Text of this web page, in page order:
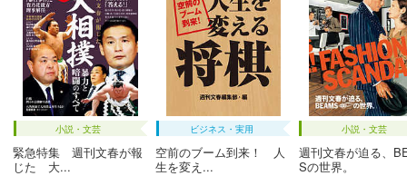
小説・文芸
緊急特集 週刊文春が報
じた 大...
ビジネス・実用
空前のブーム到来！ 人
生を変え...
小説・文芸
週刊文春が迫る、
Sの世界。